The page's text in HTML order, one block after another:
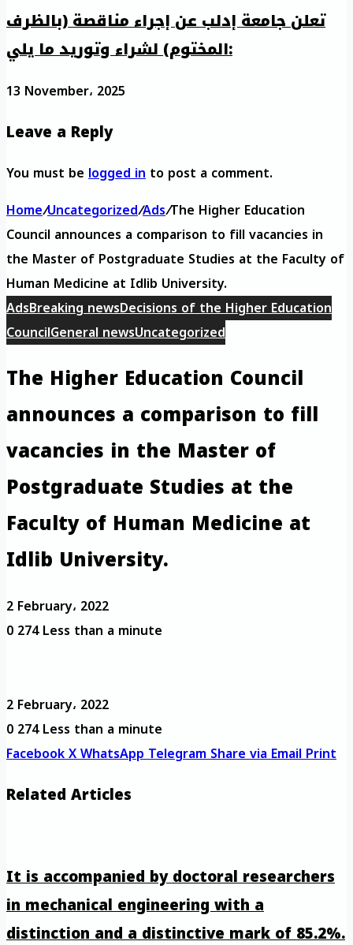
تعلن جامعة إدلب عن إجراء مناقصة (بالظرف
المختوم) لشراء وتوريد ما يلي:
13 November، 2025
Leave a Reply
You must belogged into post a comment.
Home/Uncategorized/Ads/The Higher Education
Council announces a comparison to fill vacancies in
the Master of Postgraduate Studies at the Faculty of
Human Medicine at Idlib University.
AdsBreaking newsDecisions of the Higher Education
CouncilGeneral newsUncategorized
The Higher Education Council
announces a comparison to fill
vacancies in the Master of
Postgraduate Studies at the
Faculty of Human Medicine at
Idlib University.
2 February، 2022
0274Less than a minute
2 February، 2022
0274Less than a minute
FacebookXWhatsAppTelegramShare via EmailPrint
Related Articles
It is accompanied by doctoral researchers
in mechanical engineering with a
distinction and a distinctive mark of 85.2%.